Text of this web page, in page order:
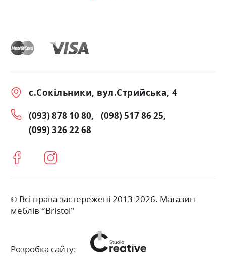
с.Сокільники, вул.Стрийська, 4
(093) 878 10 80
(098) 517 86 25
(099) 326 22 68
© Всі права застережені 2013-2026. Магазин
меблів “Bristol”
Розробка сайту: